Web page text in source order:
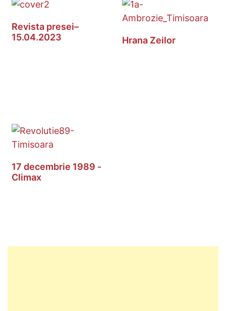
Revista presei–
15.04.2023
Hrana Zeilor
17 decembrie 1989 -
Climax